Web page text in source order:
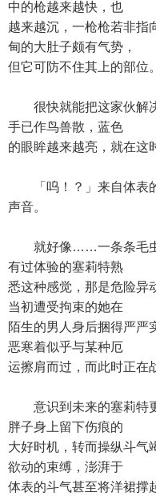
中的枪越来越快，也
越来越沉，一枪枪若非指
甸的大肚子颇有气势，
但它可防不住其上的部位。
很快就能把这家伙解
手已作鸟兽散，蓝色
的眼眸越来越亮，就在
「呜！？」来自体表的
声音。
就好像……一条条毛虫
有过体验的塞莉特熟
悉这种感觉，那是危险
当初遭受拘束的她在
陌生的男人身后捆得严严
恶寒着似乎与某种厄
运擦肩而过，而此时正
意识到未来的塞莉特更
胖子身上留下伤痕的
大好时机，转而操纵斗气
欲动的束缚，澎湃于
体表的斗气甚至将洋裙撑